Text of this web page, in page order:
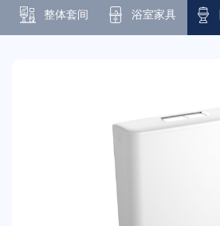
招商加盟
整体套间 浴室家具